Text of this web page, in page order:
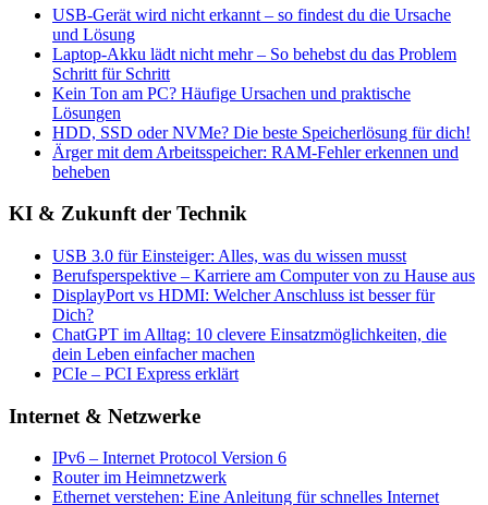
USB-Gerät wird nicht erkannt – so findest du die Ursache
und Lösung
Laptop-Akku lädt nicht mehr – So behebst du das Problem
Schritt für Schritt
Kein Ton am PC? Häufige Ursachen und praktische
Lösungen
HDD, SSD oder NVMe? Die beste Speicherlösung für dich!
Ärger mit dem Arbeitsspeicher: RAM-Fehler erkennen und
beheben
KI & Zukunft der Technik
USB 3.0 für Einsteiger: Alles, was du wissen musst
Berufsperspektive – Karriere am Computer von zu Hause aus
DisplayPort vs HDMI: Welcher Anschluss ist besser für
Dich?
ChatGPT im Alltag: 10 clevere Einsatzmöglichkeiten, die
dein Leben einfacher machen
PCIe – PCI Express erklärt
Internet & Netzwerke
IPv6 – Internet Protocol Version 6
Router im Heimnetzwerk
Ethernet verstehen: Eine Anleitung für schnelles Internet